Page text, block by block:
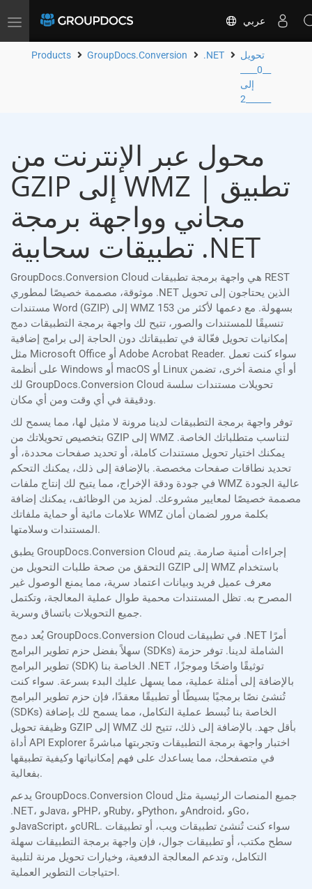
Toggle
عربي
Products GroupDocs.Conversion .NET
تحويل
إلى
محول عبر الإنترنت من
GZIP إلى WMZ | تطبيق
مجاني وواجهة برمجة
تطبيقات سحابية .NET
GroupDocs.Conversion Cloud هي واجهة برمجة تطبيقات REST
موثوقة، مصممة خصيصًا لمطوري .NET الذين يحتاجون إلى تحويل
مستندات Word (GZIP) إلى WMZ بسهولة. مع دعمها لأكثر من 153
تنسيقًا للمستندات والصور، تتيح لك واجهة برمجة التطبيقات دمج
إمكانيات تحويل فعّالة في تطبيقاتك دون الحاجة إلى برامج إضافية
مثل Microsoft Office أو Adobe Acrobat Reader. سواء كنت تعمل
على أنظمة Windows أو macOS أو Linux أو أي منصة أخرى، تضمن
لك GroupDocs.Conversion Cloud تحويلات مستندات سلسة
ودقيقة في أي وقت ومن أي مكان.
توفر واجهة برمجة التطبيقات لدينا مرونة لا مثيل لها، مما يسمح لك
بتخصيص تحويلاتك من GZIP إلى WMZ لتناسب متطلباتك الخاصة.
يمكنك اختيار تحويل مستندات كاملة، أو تحديد صفحات محددة، أو
تحديد نطاقات صفحات مخصصة. بالإضافة إلى ذلك، يمكنك التحكم
في جودة ودقة الإخراج، مما يتيح لك إنتاج ملفات WMZ عالية الجودة
مصممة خصيصًا لمعايير مشروعك. لمزيد من الوظائف، يمكنك إضافة
علامات مائية أو حماية ملفاتك WMZ بكلمة مرور لضمان أمان
المستندات وسلامتها.
يطبق GroupDocs.Conversion Cloud إجراءات أمنية صارمة. يتم
التحقق من صحة طلبات التحويل من GZIP إلى WMZ باستخدام
معرف عميل فريد وبيانات اعتماد سرية، مما يمنع الوصول غير
المصرح به. تظل المستندات محمية طوال عملية المعالجة، وتكتمل
جميع التحويلات باتساق وسرية.
يُعد دمج GroupDocs.Conversion Cloud في تطبيقات .NET أمرًا
سهلاً بفضل حزم تطوير البرامج (SDKs) الشاملة لدينا. توفر حزمة
تطوير البرامج (SDK) الخاصة بنا .NET توثيقًا واضحًا وموجزًا،
بالإضافة إلى أمثلة عملية، مما يسهل عليك البدء بسرعة. سواء كنت
تُنشئ نصًا برمجيًا بسيطًا أو تطبيقًا معقدًا، فإن حزم تطوير البرامج
(SDKs) الخاصة بنا تُبسط عملية التكامل، مما يسمح لك بإضافة
وظيفة تحويل GZIP إلى WMZ بأقل جهد. بالإضافة إلى ذلك، تتيح لك
أداة API Explorer اختبار واجهة برمجة التطبيقات وتجربتها مباشرةً
في متصفحك، مما يساعدك على فهم إمكانياتها وكيفية تطبيقها
بفعالية.
يدعم GroupDocs.Conversion Cloud جميع المنصات الرئيسية مثل
.NET، وJava، وPHP، وRuby، وPython، وAndroid، وGo،
وJavaScript، وcURL. سواء كنت تُنشئ تطبيقات ويب، أو تطبيقات
سطح مكتب، أو تطبيقات جوال، فإن واجهة برمجة التطبيقات سهلة
التكامل، وتدعم المعالجة الدفعية، وخيارات تحويل مرنة لتلبية
احتياجات التطوير العملية.